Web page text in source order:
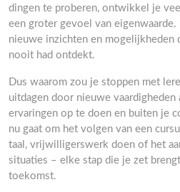
dingen te proberen, ontwikkel je
een groter gevoel van
nieuwe inzichten en mogelijkheden
nooit had ontdekt.
Dus waarom zou je stoppen met
uitdagen door nieuwe vaardigheden
ervaringen op te doen en buiten je
nu gaat om het volgen van een
taal, vrijwilligerswerk doen of het
situaties – elke stap die je zet
toekomst.